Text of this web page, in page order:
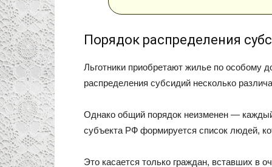
Порядок распределения
Льготники приобретают жилье по
распределения субсидий несколько
Однако общий порядок неизменен —
субъекта РФ формируется список людей,
Это касается только граждан, вставших в